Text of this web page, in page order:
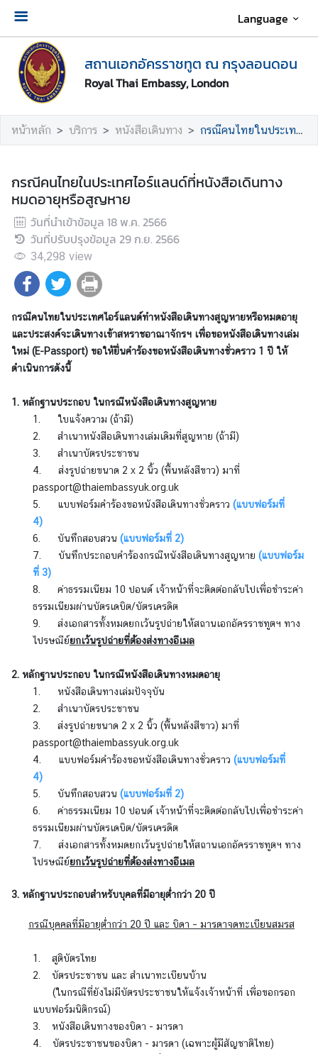
Language
สถานเอกอัครราชทูต ณ กรุงลอนดอน
Royal Thai Embassy, London
เ
กี่
ย
ว
บ
า
น
เ
อ
ก
อั
ค
ร
า
ช
ทู
ข่
า
ว
|
ป
ร
ะ
ก
า
ศ
บ
ริ
ก
า
ร
ด้
า
น
ก
ง
สุ
ล
ข้
อ
มู
สำ
รั
บ
ค
น
ท
ย
หน้าหลัก บริการ หนังสือเดินทาง กรณีคนไทยในประเทศไอร์แลนด์ที่หนังสือเดินทางหมดอายุหรือสูญหาย
กรณีคนไทยในประเทศไอร์แลนด์ที่หนังสือเดินทาง
หมดอายุหรือสูญหาย
วันที่นำเข้าข้อมูล 18 พ.ค. 2566
วันที่ปรับปรุงข้อมูล 29 ก.ย. 2566
34,298 view
กรณีคนไทยในประเทศไอร์แลนด์ทำหนังสือเดินทางสูญหายหรือหมดอายุ
และประสงค์จะเดินทางเข้าสหราชอาณาจักรฯ เพื่อขอหนังสือเดินทางเล่ม
ใหม่ (E-Passport) ขอให้ยื่นคำร้องขอหนังสือเดินทางชั่วคราว 1 ปี ให้
ดำเนินการดังนี้
1. หลักฐานประกอบ ในกรณีหนังสือเดินทางสูญหาย
1. ใบแจ้งความ (ถ้ามี)
2. สำเนาหนังสือเดินทางเล่มเดิมที่สูญหาย (ถ้ามี)
3. สำเนาบัตรประชาชน
4. ส่งรูปถ่ายขนาด 2 x 2 นิ้ว (พื้นหลังสีขาว) มาที่
passport@thaiembassyuk.org.uk
5. แบบฟอร์มคำร้องขอหนังสือเดินทางชั่วคราว (แบบฟอร์มที่
4)
6. บันทึกสอบสวน (แบบฟอร์มที่ 2)
7. บันทึกประกอบคำร้องกรณีหนังสือเดินทางสูญหาย (แบบฟอร์ม
ที่ 3)
8. ค่าธรรมเนียม 10 ปอนด์ เจ้าหน้าที่จะติดต่อกลับไปเพื่อชำระค่า
ธรรมเนียมผ่านบัตรเดบิต/บัตรเครดิต
9. ส่งเอกสารทั้งหมดยกเว้นรูปถ่ายให้สถานเอกอัครราชทูตฯ ทาง
ไปรษณีย์ยกเว้นรูปถ่ายที่ต้องส่งทางอีเมล
2. หลักฐานประกอบ ในกรณีหนังสือเดินทางหมดอายุ
1. หนังสือเดินทางเล่มปัจจุบัน
2. สำเนาบัตรประชาชน
3. ส่งรูปถ่ายขนาด 2 x 2 นิ้ว (พื้นหลังสีขาว) มาที่
passport@thaiembassyuk.org.uk
4. แบบฟอร์มคำร้องขอหนังสือเดินทางชั่วคราว (แบบฟอร์มที่
4)
5. บันทึกสอบสวน (แบบฟอร์มที่ 2)
6. ค่าธรรมเนียม 10 ปอนด์ เจ้าหน้าที่จะติดต่อกลับไปเพื่อชำระค่า
ธรรมเนียมผ่านบัตรเดบิต/บัตรเครดิต
7. ส่งเอกสารทั้งหมดยกเว้นรูปถ่ายให้สถานเอกอัครราชทูตฯ ทาง
ไปรษณีย์ยกเว้นรูปถ่ายที่ต้องส่งทางอีเมล
3. หลักฐานประกอบสำหรับบุคลที่มีอายุต่ำกว่า 20 ปี
กรณีบุคคลที่มีอายุต่ำกว่า 20 ปี และ บิดา – มารดาจดทะเบียนสมรส
1. สูติบัตรไทย
2. บัตรประชาชน และ สำเนาทะเบียนบ้าน
(ในกรณีที่ยังไม่มีบัตรประชาชนให้แจ้งเจ้าหน้าที่ เพื่อขอกรอก
แบบฟอร์มนิติกรณ์)
3. หนังสือเดินทางของบิดา - มารดา
4. บัตรประชาชนของบิดา - มารดา (เฉพาะผู้มีสัญชาติไทย)